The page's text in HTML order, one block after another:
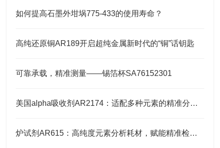
如何提高石墨外坩埚775-433的使用寿命？
高纯还原铜AR189开启超纯金属新时代的“铜”话钥匙
可靠承载，精准测量——锡箔杯SA76152301
美国alpha吸收剂AR2174：适配多种元素的精准分析需求
炉试剂AR615：高纯度元素分析耗材，赋能精准检测高效推进